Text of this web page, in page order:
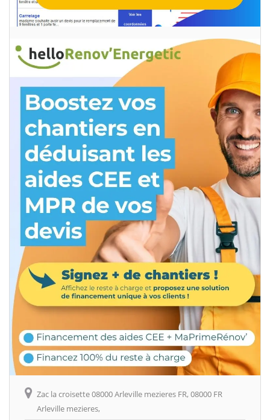
Zac la croisette 08000 Arleville mezieres FR, 08000 FR
Arleville mezieres,